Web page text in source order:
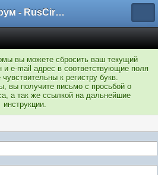
Форум - RusCircus.ru
вы можете сбросить ваш текущий
и e-mail адрес в соответствующие поля
чувствительны к регистру букв.
вы получите письмо с просьбой о
а так же ссылкой на дальнейшие
инструкции.